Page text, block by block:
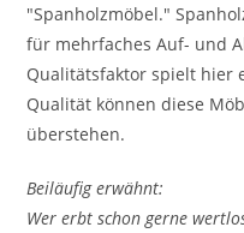
"Spanholzmöbel."
für mehrfaches Auf- und
Qualitätsfaktor spielt hier
Qualität können diese
überstehen.
Beiläufig erwähnt:
Wer erbt schon gerne